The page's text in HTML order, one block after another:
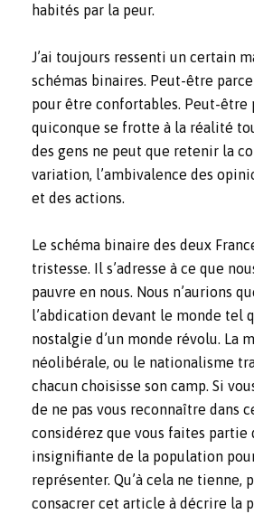
habités par la peur.
J’ai toujours ressenti un certain
schémas binaires. Peut-être
pour être confortables. Peut-être
quiconque se frotte à la réalité
des gens ne peut que retenir la
variation, l’ambivalence des
et des actions.
Le schéma binaire des deux
tristesse. Il s’adresse à ce que
pauvre en nous. Nous n’aurions
l’abdication devant le monde tel
nostalgie d’un monde révolu. La
néolibérale, ou le nationalisme
chacun choisisse son camp. Si
de ne pas vous reconnaître dans
considérez que vous faites partie
insignifiante de la population
représenter. Qu’à cela ne tienne,
consacrer cet article à décrire la